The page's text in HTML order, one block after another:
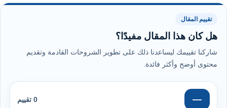
تقييم المقال
هل كان هذا المقال مفيدًا؟
شاركنا تقييمك ليساعدنا ذلك على تطوير الشروحات القادمة وتقديم
محتوى أوضح وأكثر فائدة.
— 0 تقييم